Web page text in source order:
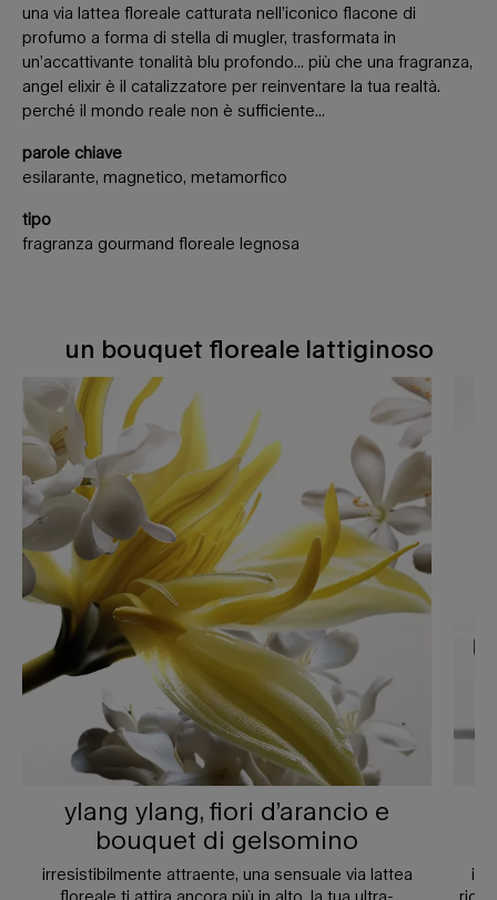
una via lattea floreale catturata nell’iconico flacone di
profumo a forma di stella di mugler, trasformata in
un’accattivante tonalità blu profondo... più che una fragranza,
angel elixir è il catalizzatore per reinventare la tua realtà.
perché il mondo reale non è sufficiente...
parole chiave
esilarante, magnetico, metamorfico
tipo
fragranza gourmand floreale legnosa
UN BOUQUET FLOREALE LATTIGINOSO
un bouquet floreale lattiginoso
ylang ylang, fiori d’arancio e
bouquet di gelsomino
irresistibilmente attraente, una sensuale via lattea
il